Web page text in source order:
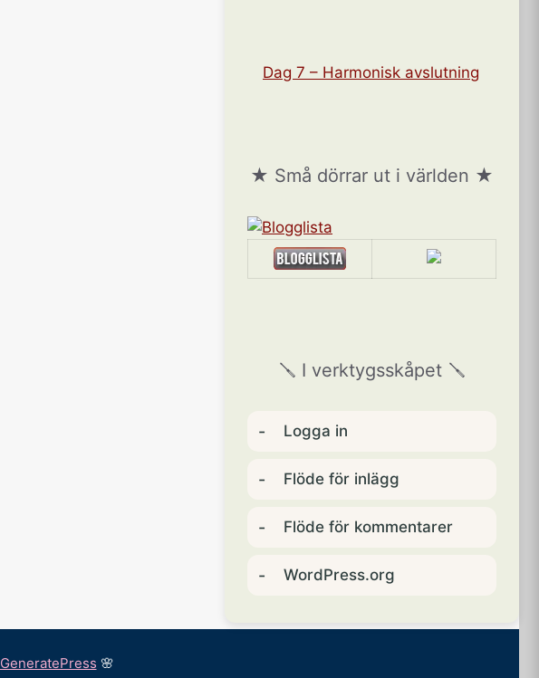
Dag 7 – Harmonisk avslutning
★ Små dörrar ut i världen ★
🪛 I verktygsskåpet 🪛
Logga in
Flöde för inlägg
Flöde för kommentarer
WordPress.org
GeneratePress 🌸